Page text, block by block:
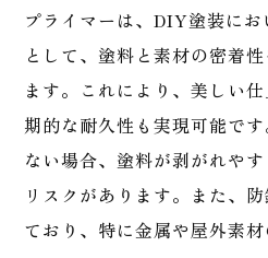
プライマーは、DIY塗装に
として、塗料と素材の密着
ます。これにより、美しい
期的な耐久性も実現可能で
ない場合、塗料が剥がれや
リスクがあります。また、
ており、特に金属や屋外素材